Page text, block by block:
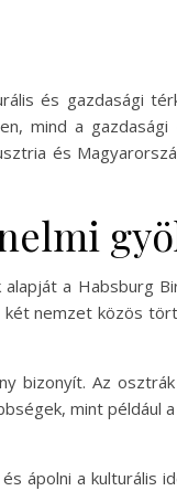
és gazdasági
mind a gazdasági
és
a Habsburg
nemzet közös
bizonyít. Az
mint például
ápolni a kulturális